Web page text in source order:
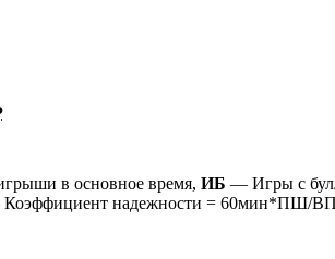
в основное время, ИБ — Игры с
надежности = 60мин*ПШ/